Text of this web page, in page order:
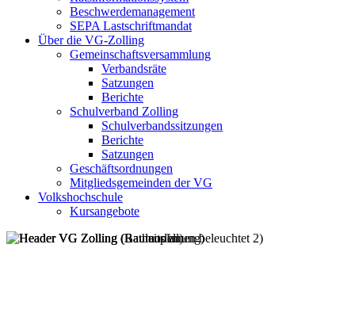
Beschwerdemanagement
SEPA Lastschriftmandat
Über die VG-Zolling
Gemeinschaftsversammlung
Verbandsräte
Satzungen
Berichte
Schulverband Zolling
Schulverbandssitzungen
Berichte
Satzungen
Geschäftsordnungen
Mitgliedsgemeinden der VG
Volkshochschule
Kursangebote